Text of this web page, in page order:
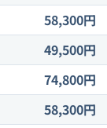
58,300円
49,500円
74,800円
58,300円